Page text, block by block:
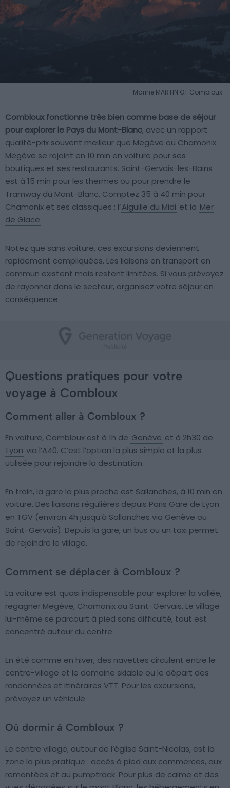
Marine MARTIN OT Combloux
Combloux fonctionne très bien comme base de séjour
pour explorer le Pays du Mont-Blanc, avec un rapport
qualité-prix souvent meilleur que Megève ou Chamonix.
Megève se rejoint en 10 min en voiture pour ses
boutiques et ses restaurants. Saint-Gervais-les-Bains
est à 15 min pour les thermes ou pour prendre le
Tramway du Mont-Blanc. Comptez 35 à 40 min pour
Chamonix et ses classiques : l’Aiguille du Midi et la Mer
de Glace.
Notez que sans voiture, ces excursions deviennent
rapidement compliquées. Les liaisons en transport en
commun existent mais restent limitées. Si vous prévoyez
de rayonner dans le secteur, organisez votre séjour en
conséquence.
Questions pratiques pour votre
voyage à Combloux
Comment aller à Combloux ?
En voiture, Combloux est à 1h de Genève et à 2h30 de
Lyon via l’A40. C’est l’option la plus simple et la plus
utilisée pour rejoindre la destination.
En train, la gare la plus proche est Sallanches, à 10 min en
voiture. Des liaisons régulières depuis Paris Gare de Lyon
en TGV (environ 4h jusqu’à Sallanches via Genève ou
Saint-Gervais). Depuis la gare, un bus ou un taxi permet
de rejoindre le village.
Comment se déplacer à Combloux ?
La voiture est quasi indispensable pour explorer la vallée,
regagner Megève, Chamonix ou Saint-Gervais. Le village
lui-même se parcourt à pied sans difficulté, tout est
concentré autour du centre.
En été comme en hiver, des navettes circulent entre le
centre-village et le domaine skiable ou le départ des
randonnées et itinéraires VTT. Pour les excursions,
prévoyez un véhicule.
Où dormir à Combloux ?
Le centre village, autour de l’église Saint-Nicolas, est la
zone la plus pratique : accès à pied aux commerces, aux
remontées et au pumptrack. Pour plus de calme et des